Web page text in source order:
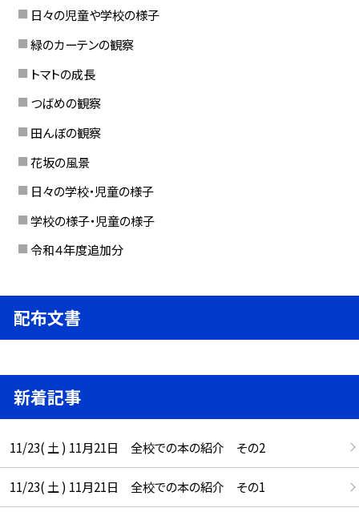
日々の児童や学校の様子
緑のカーテンの観察
トマトの成長
つばめの観察
田んぼの観察
花坂の風景
日々の学校・児童の様子
学校の様子・児童の様子
令和４年度追加分
配布文書
新着記事
11/23( 土 ) 11月21日 全校での本の紹介 その2
11/23( 土 ) 11月21日 全校での本の紹介 その1